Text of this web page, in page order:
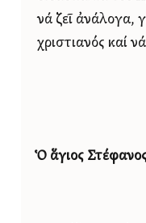
νά ζεῖ ἀνάλογα,
χριστιανός καί
Ὁ ἅγιος